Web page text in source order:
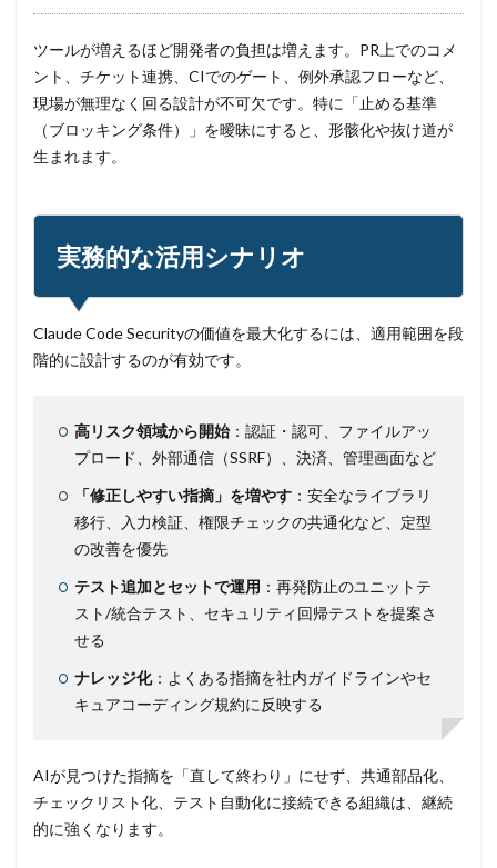
ツールが増えるほど開発者の負担は増えます。PR上でのコメ
ント、チケット連携、CIでのゲート、例外承認フローなど、
現場が無理なく回る設計が不可欠です。特に「止める基準
（ブロッキング条件）」を曖昧にすると、形骸化や抜け道が
生まれます。
実務的な活用シナリオ
Claude Code Securityの価値を最大化するには、適用範囲を段
階的に設計するのが有効です。
高リスク領域から開始 ：認証・認可、ファイルアッ
プロード、外部通信（SSRF）、決済、管理画面など
「修正しやすい指摘」を増やす ：安全なライブラリ
移行、入力検証、権限チェックの共通化など、定型
の改善を優先
テスト追加とセットで運用 ：再発防止のユニットテ
スト/統合テスト、セキュリティ回帰テストを提案さ
せる
ナレッジ化：よくある指摘を社内ガイドラインやセ
キュアコーディング規約に反映する
AIが見つけた指摘を「直して終わり」にせず、共通部品化、
チェックリスト化、テスト自動化に接続できる組織は、継続
的に強くなります。